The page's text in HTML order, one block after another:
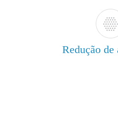
Redução de